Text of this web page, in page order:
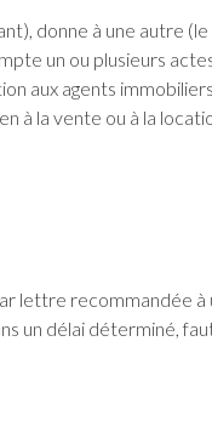
donne à une autre
un ou plusieurs
aux agents
à la vente ou à la
lettre recommandée à
un délai déterminé,